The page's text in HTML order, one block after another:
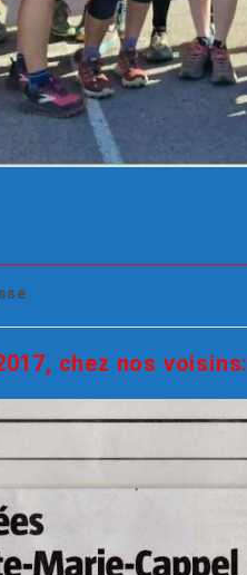
chez nos voisins: